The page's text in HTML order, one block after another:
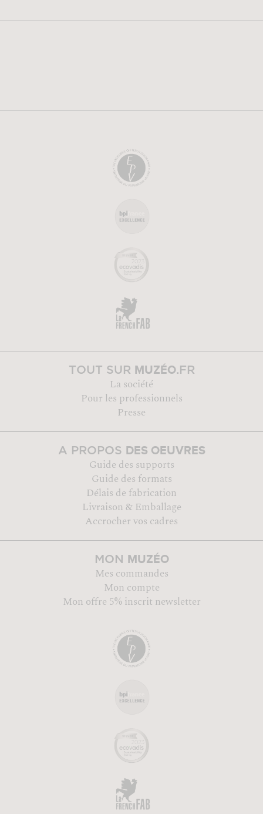
TOUT SUR MUZÉO.FR
La société
Pour les professionnels
Presse
A PROPOS DES OEUVRES
Guide des supports
Guide des formats
Délais de fabrication
Livraison & Emballage
Accrocher vos cadres
MON MUZÉO
Mes commandes
Mon compte
Mon offre 5% inscrit newsletter